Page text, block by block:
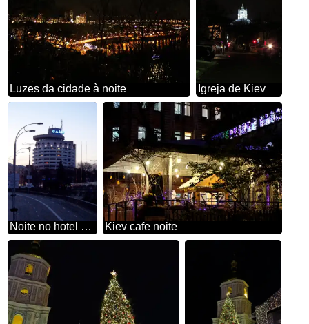
Luzes da cidade à noite Igreja de Kiev
Noite no hotel Kiev Kiev cafe noite